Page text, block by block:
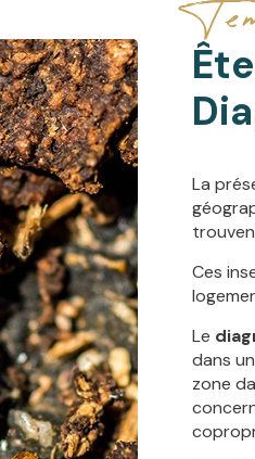
La
Ces
Le
dans
zone